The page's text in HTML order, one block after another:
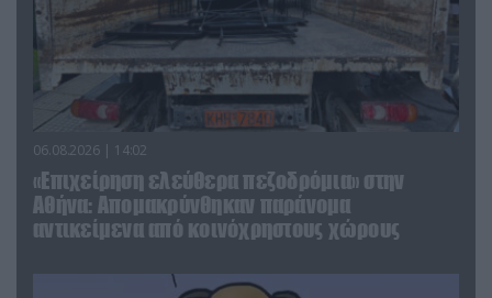
06.08.2026 | 14:02
«Επιχείρηση ελεύθερα πεζοδρόμια» στην
Αθήνα: Απομακρύνθηκαν παράνομα
αντικείμενα από κοινόχρηστους χώρους